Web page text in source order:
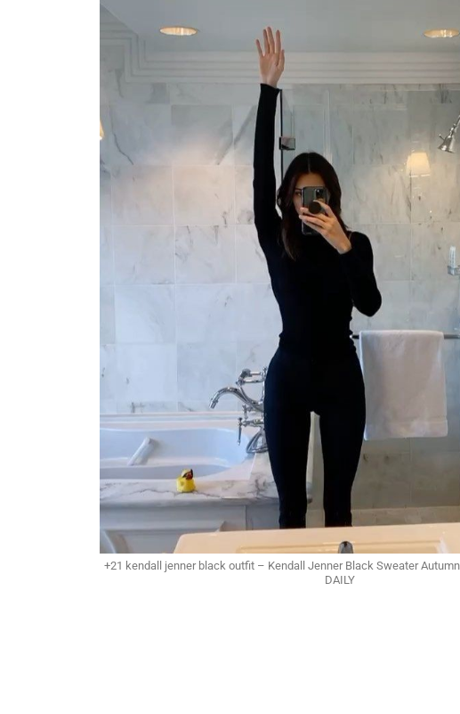
+21 kendall jenner black outfit – Kendall Jenner Black Sweater
DAILY